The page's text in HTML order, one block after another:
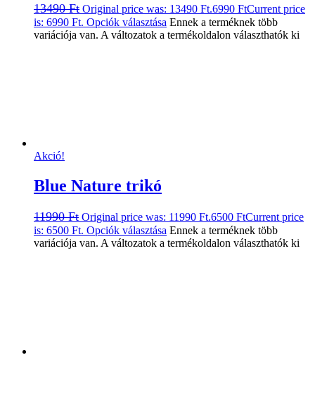
13490Ft Original price was: 13490 Ft.6990 FtCurrent price
is: 6990 Ft. Opciók választása Ennek a terméknek több
variációja van. A változatok a termékoldalon választhatók ki
Akció!
Blue Nature trikó
11990Ft Original price was: 11990 Ft.6500 FtCurrent price
is: 6500 Ft. Opciók választása Ennek a terméknek több
variációja van. A változatok a termékoldalon választhatók ki